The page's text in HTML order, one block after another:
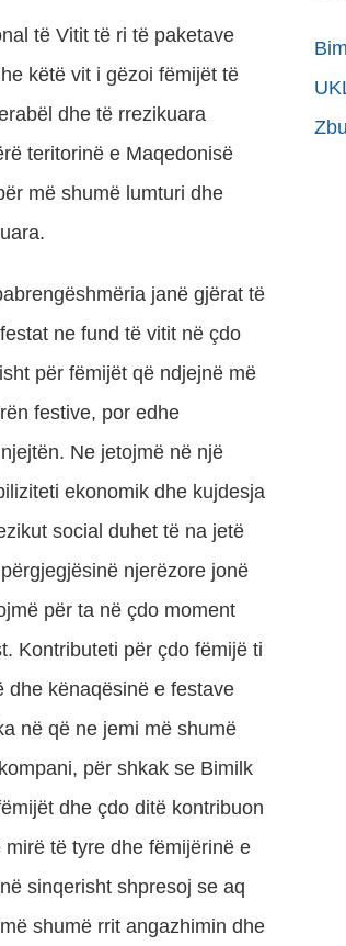
të Vitit të ri të paketave
këtë vit i gëzoi fëmijët të
dhe të rrezikuara
teritorinë e Maqedonisë
më shumë lumturi dhe
janë gjërat të
ne fund të vitit në çdo
për fëmijët që ndjejnë më
festive, por edhe
Ne jetojmë në një
ekonomik dhe kujdesja
social duhet të na jetë
njerëzore jonë
për ta në çdo moment
Kontributeti për çdo fëmijë ti
dhe kënaqësinë e festave
në që ne jemi më shumë
për shkak se Bimilk
dhe çdo ditë kontribuon
mirë të tyre dhe fëmijërinë e
sinqerisht shpresoj se aq
shumë rrit angazhimin dhe